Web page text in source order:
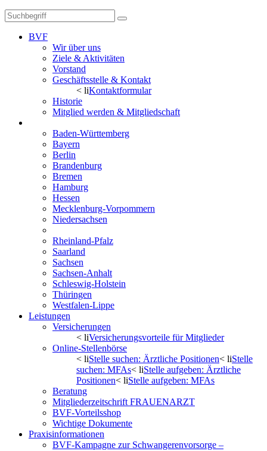
BVF
Wir über uns
Ziele & Aktivitäten
Vorstand
Geschäftsstelle & Kontakt
< liKontaktformular
Historie
Mitglied werden & Mitgliedschaft
Baden-Württemberg
Bayern
Berlin
Brandenburg
Bremen
Hamburg
Hessen
Mecklenburg-Vorpommern
Niedersachsen
Rheinland-Pfalz
Saarland
Sachsen
Sachsen-Anhalt
Schleswig-Holstein
Thüringen
Westfalen-Lippe
Leistungen
Versicherungen
< liVersicherungsvorteile für Mitglieder
Online-Stellenbörse
< liStelle suchen: Ärztliche Positionen< liStelle
suchen: MFAs< liStelle aufgeben: Ärztliche
Positionen< liStelle aufgeben: MFAs
Beratung
Mitgliederzeitschrift FRAUENARZT
BVF-Vorteilsshop
Wichtige Dokumente
Praxisinformationen
BVF-Kampagne zur Schwangerenvorsorge –